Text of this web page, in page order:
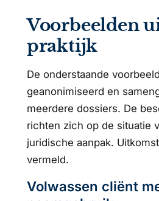
Voorbeelden
praktijk
De onderstaande
geanonimiseerd en
meerdere dossiers. De
richten zich op de situatie
juridische aanpak.
vermeld.
Volwassen cliënt